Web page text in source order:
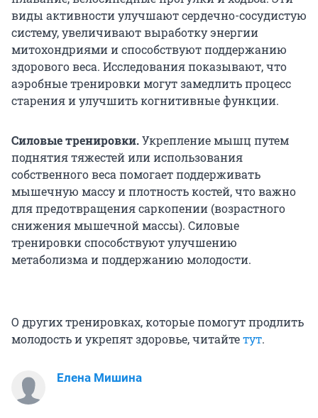
виды активности улучшают сердечно-сосудистую
систему, увеличивают выработку энергии
митохондриями и способствуют поддержанию
здорового веса. Исследования показывают, что
аэробные тренировки могут замедлить процесс
старения и улучшить когнитивные функции.
Силовые тренировки.Укрепление мышц путем
поднятия тяжестей или использования
собственного веса помогает поддерживать
мышечную массу и плотность костей, что важно
для предотвращения саркопении (возрастного
снижения мышечной массы). Силовые
тренировки способствуют улучшению
метаболизма и поддержанию молодости.
О других тренировках, которые помогут продлить
молодость и укрепят здоровье, читайтетут.
Елена Мишина